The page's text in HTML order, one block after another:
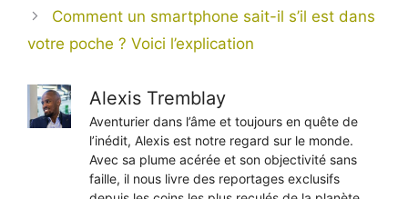
Comment un smartphone sait-il s’il est dans
votre poche ? Voici l’explication
Alexis Tremblay
Aventurier dans l’âme et toujours en quête de
l’inédit, Alexis est notre regard sur le monde.
Avec sa plume acérée et son objectivité sans
faille, il nous livre des reportages exclusifs